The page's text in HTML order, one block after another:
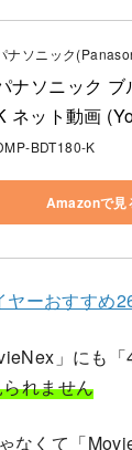
ナソニック
ナソニック
ネット動画
BDT180-K
Amazonで見
ヤーおすすめ
」にも
れません
なくて「